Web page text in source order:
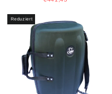
Reduziert